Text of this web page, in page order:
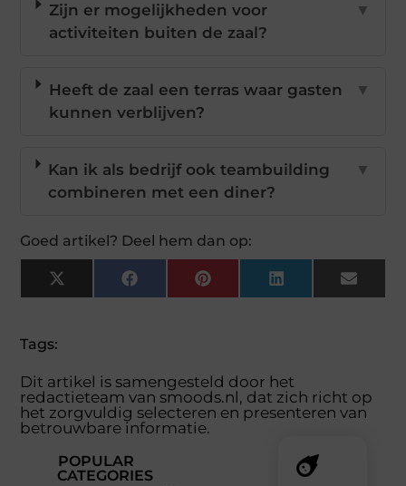
Zijn er mogelijkheden voor
activiteiten buiten de zaal?
▼
Heeft de zaal een terras waar gasten
kunnen verblijven?
▼
Kan ik als bedrijf ook teambuilding
combineren met een diner?
▼
Goed artikel? Deel hem dan op:
X
(Twitter)
FacebookPinterestLinkedInEmail
Tags:
Dit artikel is samengesteld door het
redactieteam van smoods.nl, dat zich richt op
het zorgvuldig selecteren en presenteren van
betrouwbare informatie.
POPULAR
CATEGORIES